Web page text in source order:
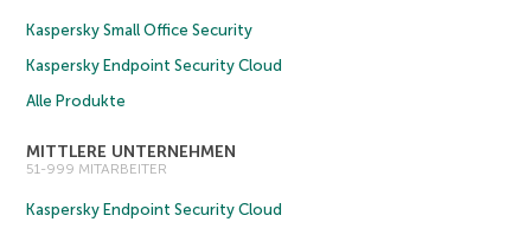
Kaspersky Small Office Security
Kaspersky Endpoint Security Cloud
Alle Produkte
MITTLERE UNTERNEHMEN
51-999 MITARBEITER
Kaspersky Endpoint Security Cloud